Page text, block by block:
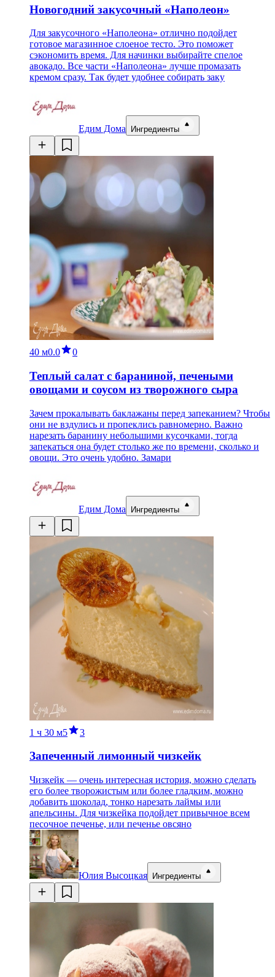
Новогодний закусочный «Наполеон»
Для закусочного «Наполеона» отлично подойдет
готовое магазинное слоеное тесто. Это поможет
сэкономить время. Для начинки выбирайте спелое
авокадо. Все части «Наполеона» лучше промазать
кремом сразу. Так будет удобнее собирать заку
Едим Дома Ингредиенты
40 м0.0 0
Теплый салат с бараниной, печеными
овощами и соусом из творожного сыра
Зачем прокалывать баклажаны перед запеканием? Чтобы
они не вздулись и пропеклись равномерно. Важно
нарезать баранину небольшими кусочками, тогда
запекаться она будет столько же по времени, сколько и
овощи. Это очень удобно. Замари
Едим Дома Ингредиенты
1 ч 30 м5 3
Запеченный лимонный чизкейк
Чизкейк — очень интересная история, можно сделать
его более творожистым или более гладким, можно
добавить шоколад, тонко нарезать лаймы или
апельсины. Для чизкейка подойдет привычное всем
песочное печенье, или печенье овсяно
Юлия Высоцкая Ингредиенты